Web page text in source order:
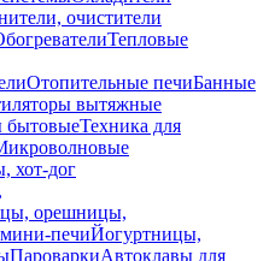
очистители
Тепловые
Отопительные печиБанные
вытяжные
бытовыеТехника для
хот-дог
орешницы,
печиЙогуртницы,
ПароваркиАвтоклавы для